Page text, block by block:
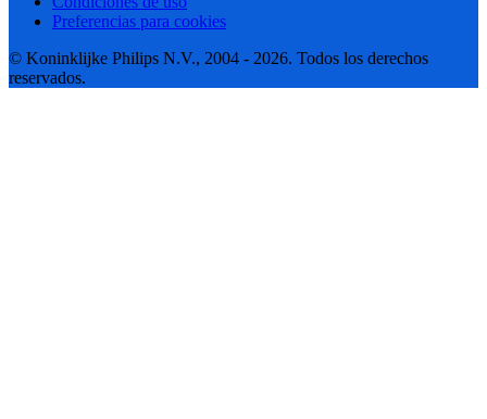
Preferencias para cookies
© Koninklijke Philips N.V., 2004 - 2026. Todos los derechos
reservados.